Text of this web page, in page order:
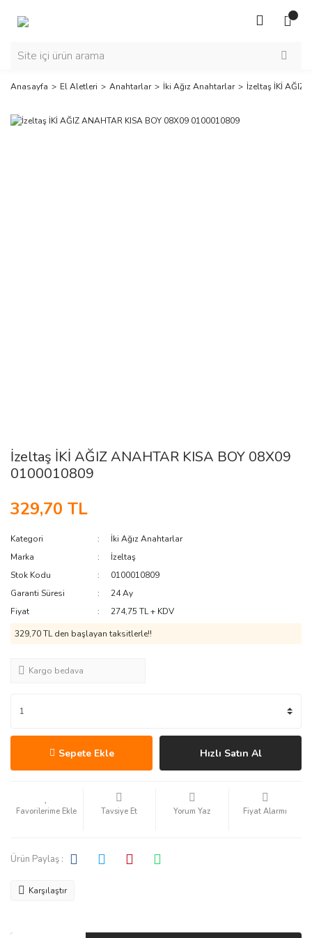
Anasayfa El Aletleri Anahtarlar İki Ağız Anahtarlar İzeltaş İKİ AĞIZ
İzeltaş İKİ AĞIZ ANAHTAR KISA BOY 08X09
0100010809
329,70 TL
Kategori
İki Ağız Anahtarlar
Marka
İzeltaş
Stok Kodu
0100010809
Garanti Süresi
24 Ay
Fiyat
274,75 TL + KDV
329,70 TL den başlayan taksitlerle!!
Kargo bedava
Sepete Ekle Hızlı Satın Al
Tavsiye Et Yorum Yaz Fiyat Alarmı
Ürün Paylaş :
Karşılaştır